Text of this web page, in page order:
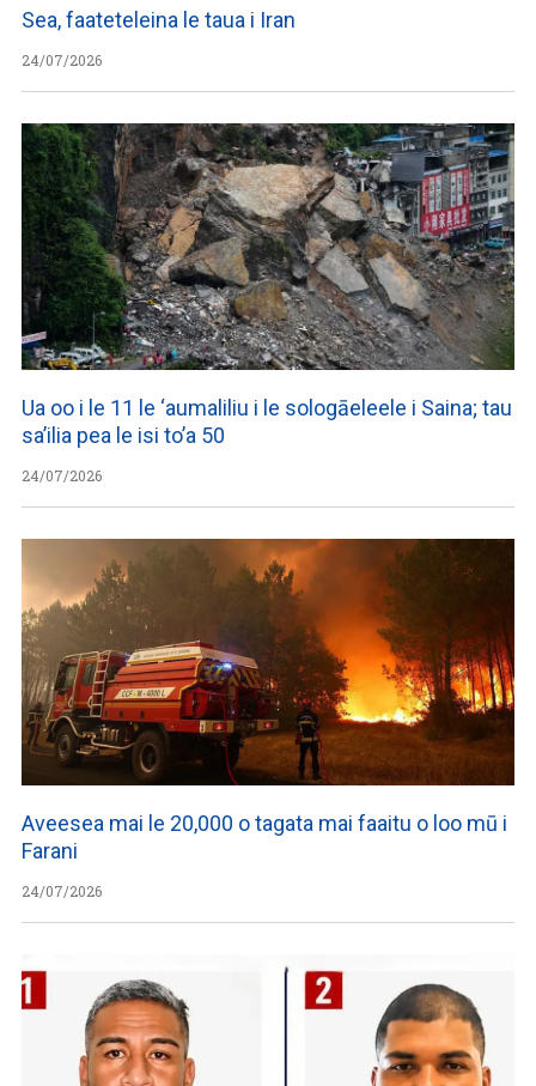
Sea, faateteleina le taua i Iran
24/07/2026
Ua oo i le 11 le ‘aumaliliu i le sologāeleele i Saina; tau
sa’ilia pea le isi to’a 50
24/07/2026
Aveesea mai le 20,000 o tagata mai faaitu o loo mū i
Farani
24/07/2026